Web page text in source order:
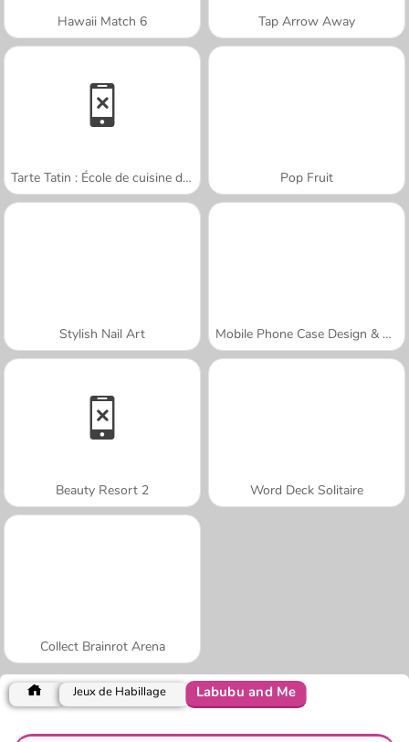
Hawaii Match 6 Tap Arrow Away
Tarte Tatin : École de cuisine de Sara Pop Fruit
Stylish Nail Art Mobile Phone Case Design & DIY
Beauty Resort 2 Word Deck Solitaire
Collect Brainrot Arena
Jeux de Habillage Labubu and Me